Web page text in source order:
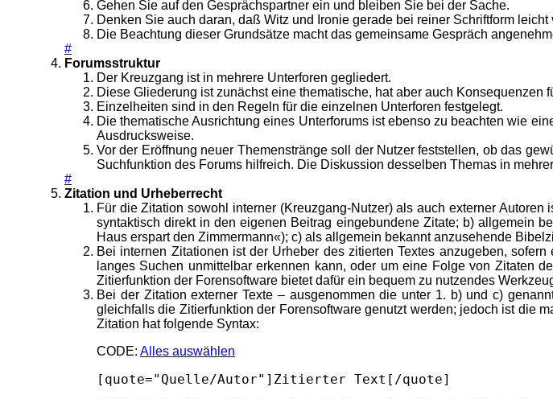
Gehen Sie auf den Gesprächspartner ein und bleiben Sie bei der Sache.
Denken Sie auch daran, daß Witz und Ironie gerade bei reiner Schriftform leicht
Die Beachtung dieser Grundsätze macht das gemeinsame Gespräch
#
Forumsstruktur
Der Kreuzgang ist in mehrere Unterforen gegliedert.
Diese Gliederung ist zunächst eine thematische, hat aber auch Konsequenzen
Einzelheiten sind in den Regeln für die einzelnen Unterforen festgelegt.
Die thematische Ausrichtung eines Unterforums ist ebenso zu beachten wie
Ausdrucksweise.
Vor der Eröffnung neuer Themenstränge soll der Nutzer feststellen, ob das
Suchfunktion des Forums hilfreich. Die Diskussion desselben Themas in
#
Zitation und Urheberrecht
Für die Zitation sowohl interner (Kreuzgang-Nutzer) als auch externer
syntaktisch direkt in den eigenen Beitrag eingebundene Zitate; b) allgemein
Haus erspart den Zimmermann«); c) als allgemein bekannt anzusehende
Bei internen Zitationen ist der Urheber des zitierten Textes anzugeben,
langes Suchen unmittelbar erkennen kann, oder um eine Folge von Zitaten
Zitierfunktion der Forensoftware bietet dafür ein bequem zu nutzendes
Bei der Zitation externer Texte – ausgenommen die unter 1. b) und c)
gleichfalls die Zitierfunktion der Forensoftware genutzt werden; jedoch ist die
Zitation hat folgende Syntax:
CODE: Alles auswählen
[quote="Quelle/Autor"]Zitierter Text[/quote]